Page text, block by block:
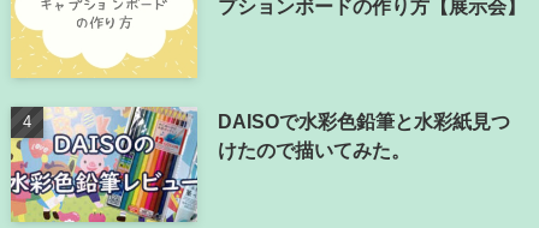
プションボードの作り方【展示会】
DAISOで水彩色鉛筆と水彩紙見つ
けたので描いてみた。